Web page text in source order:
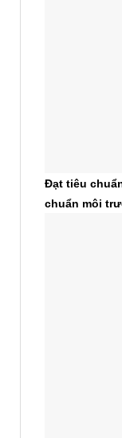
Đạt tiêu
chuẩn môi